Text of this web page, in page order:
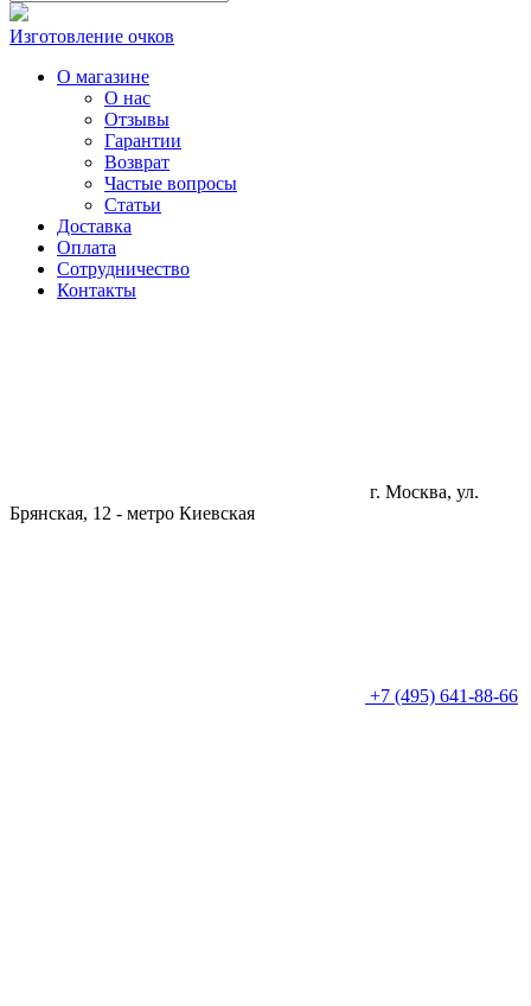
Изготовление очков
О магазине
О нас
Отзывы
Гарантии
Возврат
Частые вопросы
Статьи
Доставка
Оплата
Сотрудничество
Контакты
г. Москва, ул.
Брянская, 12 - метро Киевская
+7 (495) 641-88-66